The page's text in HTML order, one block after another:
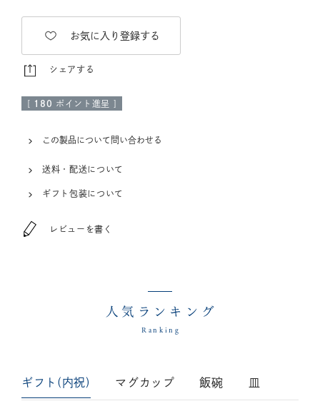
お気に入り登録する
シェアする
[ 180 ポイント進呈 ]
この製品について問い合わせる
送料・配送について
ギフト包装について
レビューを書く
人気ランキング
Ranking
ギフト(内祝) マグカップ 飯碗 皿